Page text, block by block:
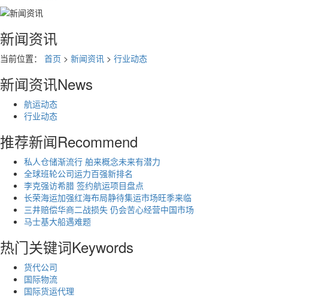
新闻资讯
当前位置： 首页 > 新闻资讯 > 行业动态
新闻资讯News
航运动态
行业动态
推荐新闻Recommend
私人仓储渐流行 舶来概念未来有潜力
全球班轮公司运力百强新排名
李克强访希腊 签约航运项目盘点
长荣海运加强红海布局静待集运市场旺季来临
三井赔偿华商二战损失 仍会苦心经营中国市场
马士基大船遇难题
热门关键词Keywords
货代公司
国际物流
国际货运代理